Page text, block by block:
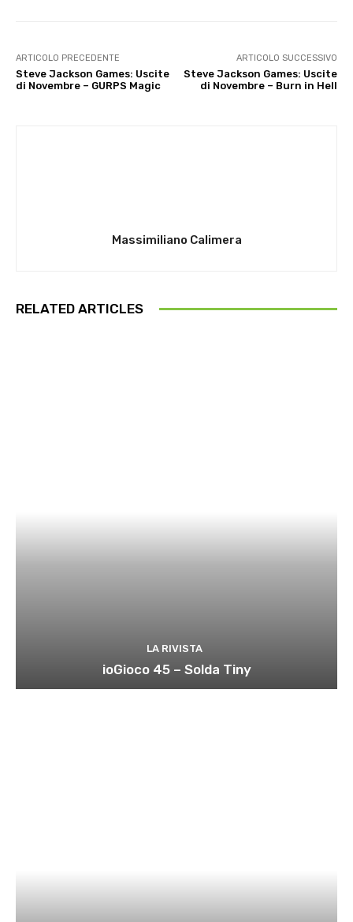
ARTICOLO PRECEDENTE
Steve Jackson Games: Uscite
di Novembre – GURPS Magic
ARTICOLO SUCCESSIVO
Steve Jackson Games: Uscite
di Novembre – Burn in Hell
Massimiliano Calimera
RELATED ARTICLES
LA RIVISTA
ioGioco 45 – Solda Tiny